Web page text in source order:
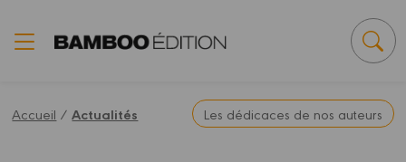
Accueil /Actualités Les dédicaces de nos auteurs